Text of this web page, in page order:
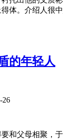
体。介绍人很
的年轻人
26
和父母相聚，